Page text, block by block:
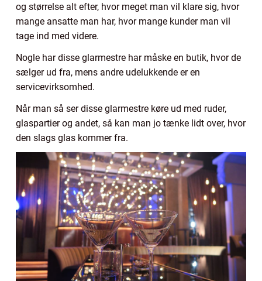
og størrelse alt efter, hvor meget man vil klare sig, hvor
mange ansatte man har, hvor mange kunder man vil
tage ind med videre.
Nogle har disse glarmestre har måske en butik, hvor de
sælger ud fra, mens andre udelukkende er en
servicevirksomhed.
Når man så ser disse glarmestre køre ud med ruder,
glaspartier og andet, så kan man jo tænke lidt over, hvor
den slags glas kommer fra.